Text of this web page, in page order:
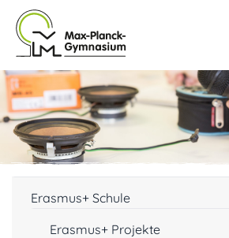
Erasmus+ Schule
Erasmus+ Projekte